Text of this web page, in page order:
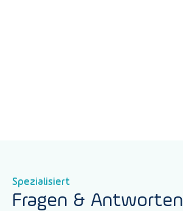
Spezialisiert
Fragen & Antworten